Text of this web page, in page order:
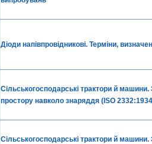
Діоди напівпровідникові. Терміни,
Сільськогосподарські трактори й
простору навколо знаряддя (ISO
Сільськогосподарські трактори й